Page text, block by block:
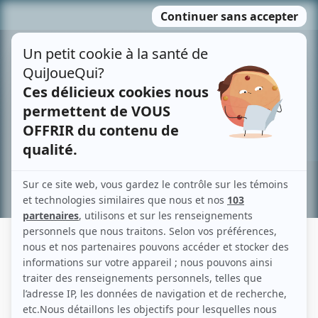
MENU
contenu
Recherche avancée »
PAULINE ROSS
Liens
Fiche de Pauline Ross sur Showbizz.net